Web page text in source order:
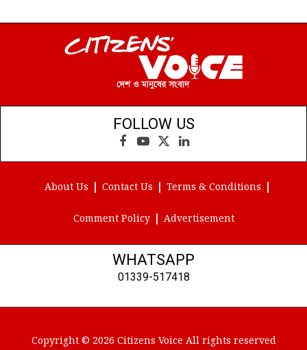
FOLLOW US
Facebook
YouTube
X
(Twitter)
LinkedIn
About Us Contact Us Terms & Conditions
Comment Policy Advertisement
WHATSAPP
01339-517418
Copyright © 2026 Citizens Voice All rights reserved